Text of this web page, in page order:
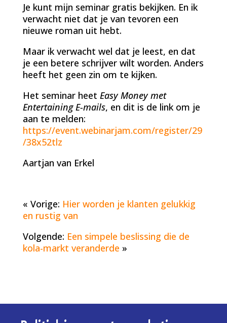
Je kunt mijn seminar gratis bekijken. En ik
verwacht niet dat je van tevoren een
nieuwe roman uit hebt.
Maar ik verwacht wel dat je leest, en dat
je een betere schrijver wilt worden. Anders
heeft het geen zin om te kijken.
Het seminar heet Easy Money met
Entertaining E-mails, en dit is de link om je
aan te melden:
https://event.webinarjam.com/register/29
/38x52tlz
Aartjan van Erkel
« Vorige: Hier worden je klanten gelukkig
en rustig van
Volgende: Een simpele beslissing die de
kola-markt veranderde »